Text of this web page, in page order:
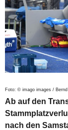
Foto: © imago images / Bernd
Ab auf den
nach den